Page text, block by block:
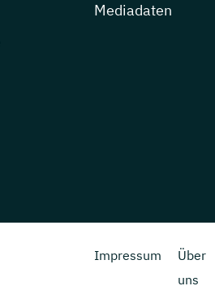
Mediadaten
Impressum
Über
uns